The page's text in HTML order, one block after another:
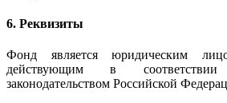
6. Реквизиты
Фонд является юридическим
действующим в
законодательством Российской